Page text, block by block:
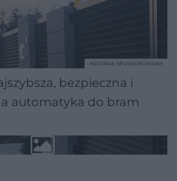
bezpieczna i
automatyka do bram
MATERIAŁ SPONSOROWANY